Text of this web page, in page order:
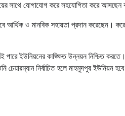
সাথে যোগাযোগ করে সহযোগিতা করে আসছেন
আর্থিক ও মানবিক সহায়তা প্রদান করেছেন।
ইউনিয়নের কাঙ্ক্ষিত উন্নয়ন নিশ্চিত
চেয়ারম্যান নির্বাচিত হলে মাহমুদপুর